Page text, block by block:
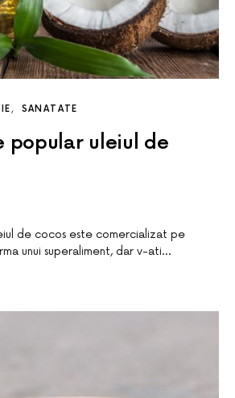
SANATATE
popular uleiul de
de cocos este comercializat pe
unui superaliment, dar v-ati…